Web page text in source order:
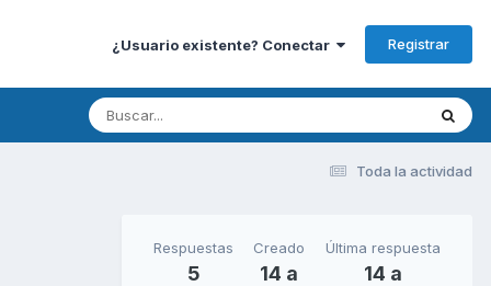
¿Usuario existente? Conectar Registrar
Toda la actividad
Respuestas
5
Creado
14 a
Última respuesta
14 a